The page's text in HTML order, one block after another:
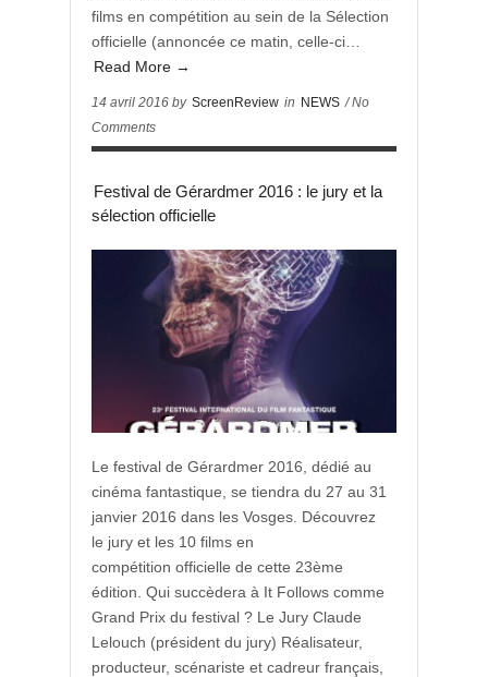
films en compétition au sein de la Sélection
officielle (annoncée ce matin, celle-ci…
Read More →
14 avril 2016 by ScreenReview in NEWS / No
Comments
Festival de Gérardmer 2016 : le jury et la
sélection officielle
Le festival de Gérardmer 2016, dédié au
cinéma fantastique, se tiendra du 27 au 31
janvier 2016 dans les Vosges. Découvrez
le jury et les 10 films en
compétition officielle de cette 23ème
édition. Qui succèdera à It Follows comme
Grand Prix du festival ? Le Jury Claude
Lelouch (président du jury) Réalisateur,
producteur, scénariste et cadreur français,